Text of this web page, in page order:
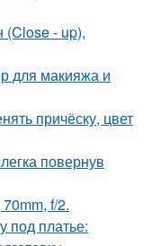
(Close - up),
для макияжа и
причёску, цвет
повернув
f/2.
под платье: